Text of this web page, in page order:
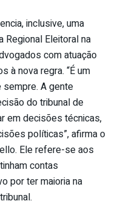
inclusive, uma
Regional Eleitoral na
com atuação
à nova regra. “É um
A gente
do tribunal de
em decisões técnicas,
políticas”, afirma o
Ele refere-se aos
contas
por ter maioria na